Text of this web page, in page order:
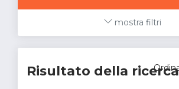
mostra filtri
Risultato della ricerca